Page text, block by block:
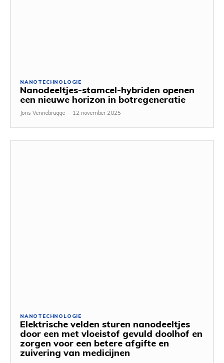
NANOTECHNOLOGIE
Nanodeeltjes-stamcel-hybriden openen
een nieuwe horizon in botregeneratie
Joris Vennebrugge - 12 november 2025
NANOTECHNOLOGIE
Elektrische velden sturen nanodeeltjes
door een met vloeistof gevuld doolhof en
zorgen voor een betere afgifte en
zuivering van medicijnen